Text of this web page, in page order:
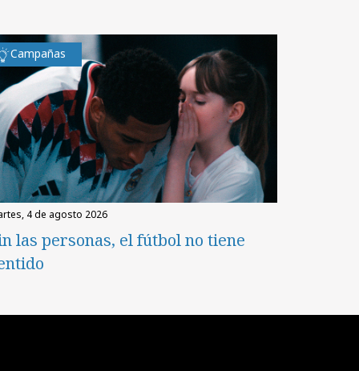
Campañas
4 de agosto 2026
las personas, el fútbol no tiene